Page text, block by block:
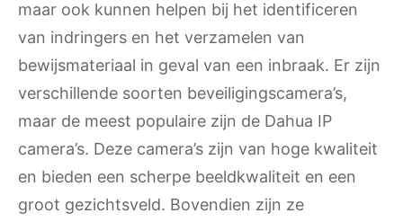
maar ook kunnen helpen bij het identificeren
van indringers en het verzamelen van
bewijsmateriaal in geval van een inbraak. Er zijn
verschillende soorten beveiligingscamera’s,
maar de meest populaire zijn de Dahua IP
camera’s. Deze camera’s zijn van hoge kwaliteit
en bieden een scherpe beeldkwaliteit en een
groot gezichtsveld. Bovendien zijn ze